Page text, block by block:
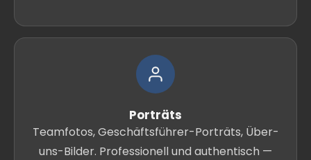
Porträts
Teamfotos, Geschäftsführer-Porträts, Über-
uns-Bilder. Professionell und authentisch —